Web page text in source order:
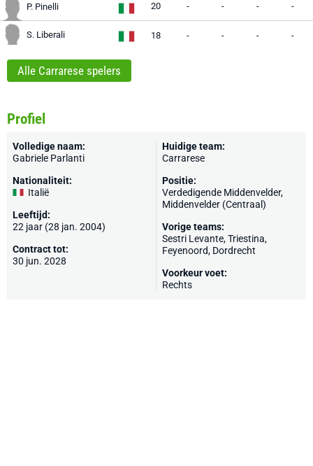
P. Pinelli 20 - - - -
S. Liberali 18 - - - -
Alle Carrarese spelers
Profiel
Volledige naam:
Gabriele Parlanti
Nationaliteit:
Italië
Leeftijd:
22 jaar (28 jan. 2004)
Contract tot:
30 jun. 2028
Huidige team:
Carrarese
Positie:
Verdedigende Middenvelder,
Middenvelder (Centraal)
Vorige teams:
Sestri Levante,Triestina,
Feyenoord, Dordrecht
Voorkeur voet:
Rechts